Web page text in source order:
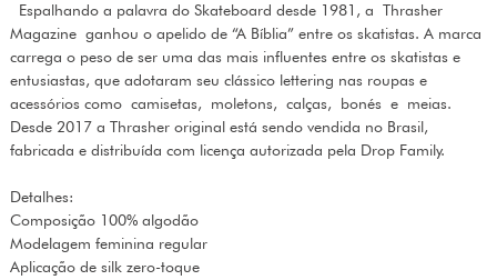
Espalhando a palavra do Skateboard desde 1981, a Thrasher
Magazine ganhou o apelido de “A Bíblia” entre os skatistas. A marca
carrega o peso de ser uma das mais influentes entre os skatistas e
entusiastas, que adotaram seu clássico lettering nas roupas e
acessórios como camisetas, moletons, calças, bonés e meias.
Desde 2017 a Thrasher original está sendo vendida no Brasil,
fabricada e distribuída com licença autorizada pela Drop Family.
Detalhes:
Composição 100% algodão
Modelagem feminina regular
Aplicação de silk zero-toque